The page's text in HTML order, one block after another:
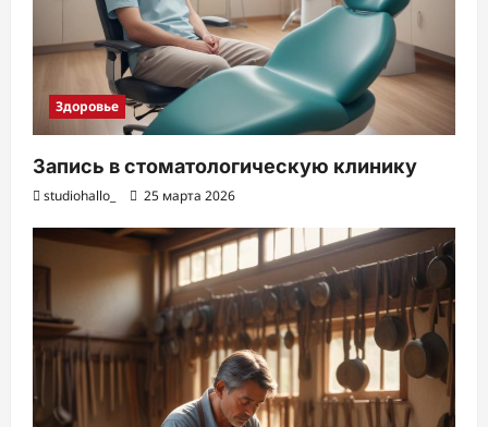
Здоровье
Запись в стоматологическую клинику
studiohallo_ 25 марта 2026